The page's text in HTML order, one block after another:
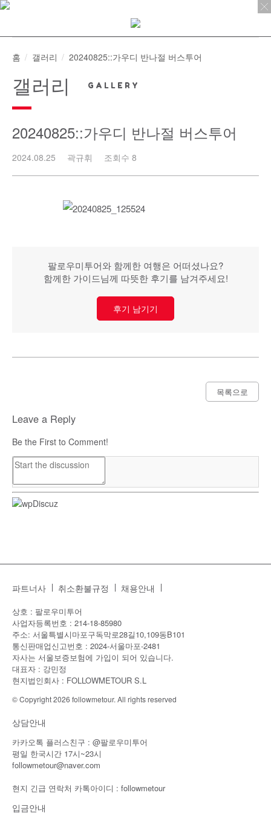
Skip
홈 갤러리 20240825::가우디 반나절 버스투어
갤러리
20240825::가우디 반나절 버스투어
2024.08.25 곽규휘 조회수 8
팔로우미투어와 함께한 여행은 어떠셨나요?
함께한 가이드님께 따뜻한 후기를 남겨주세요!
후기 남기기
목록으로
Leave a Reply
Be the First to Comment!
파트너사 취소환불규정 채용안내
상호 : 팔로우미투어
사업자등록번호 : 214-18-85980
주소: 서울특별시마포구독막로28길10,109동B101
통신판매업신고번호 : 2024-서울마포-2481
자사는 서울보증보험에 가입이 되어 있습니다.
대표자 : 강민정
현지법인회사 : FOLLOWMETOUR S.L
© Copyright 2026 followmetour. All rights reserved
상담안내
카카오톡 플러스친구 : @팔로우미투어
평일 한국시간 17시~23시
followmetour@naver.com
현지 긴급 연락처 카톡아이디 : followmetour
입금안내